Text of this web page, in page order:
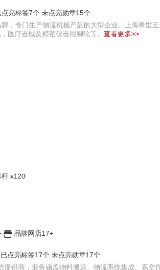
点亮标签7个 未点亮勋章15个
，专门生产物流机械产品的大型企业。上海希世
医疗器械及精密仪器用脚轮等。 查看更多>>
杆 x120
品牌网店17+
已点亮标签17个 未点亮勋章17个
提供商，业务涵盖物料搬运、物流系统集成、高